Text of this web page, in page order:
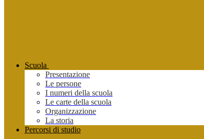
Scuola
Presentazione
Le persone
I numeri della scuola
Le carte della scuola
Organizzazione
La storia
Percorsi di studio